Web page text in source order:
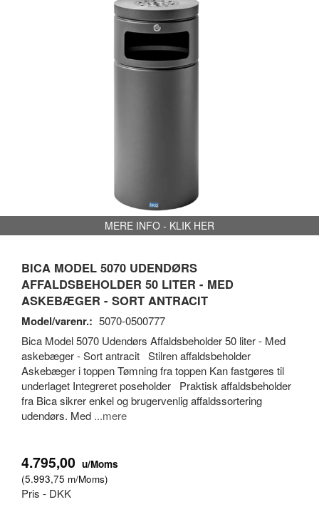
MERE INFO - KLIK HER
BICA MODEL 5070 UDENDØRS
AFFALDSBEHOLDER 50 LITER - MED
ASKEBÆGER - SORT ANTRACIT
Model/varenr.: 5070-0500777
Bica Model 5070 Udendørs Affaldsbeholder 50 liter - Med
askebæger - Sort antracit Stilren affaldsbeholder
Askebæger i toppen Tømning fra toppen Kan fastgøres til
underlaget Integreret poseholder Praktisk affaldsbeholder
fra Bica sikrer enkel og brugervenlig affaldssortering
udendørs. Med ...mere
4.795,00 u/Moms
(5.993,75 m/Moms)
Pris - DKK